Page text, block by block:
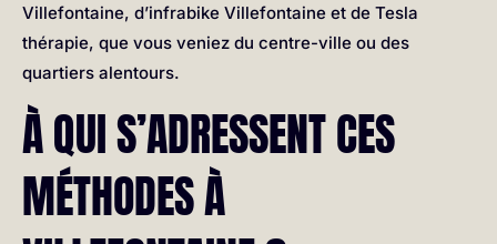
Villefontaine, d’infrabike Villefontaine et de Tesla
thérapie, que vous veniez du centre-ville ou des
quartiers alentours.
À QUI S’ADRESSENT CES
MÉTHODES À